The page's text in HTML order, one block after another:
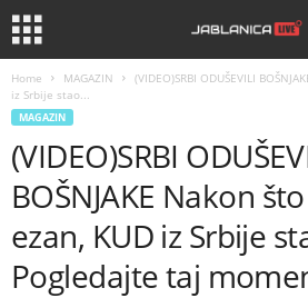
Home MAGAZIN
(VIDEO)SRBI ODUŠEVILI
iz Srbije stao...
MAGAZIN
(VIDEO)SRBI
BOŠNJAKE Nakon
ezan, KUD iz Srbije
Pogledajte taj